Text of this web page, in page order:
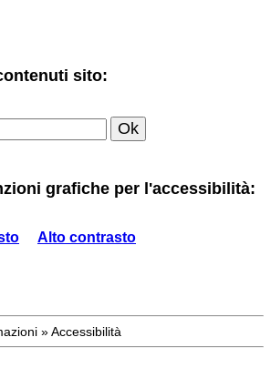
sito:
grafiche per l'accessibilità:
Alto contrasto
»Accessibilità